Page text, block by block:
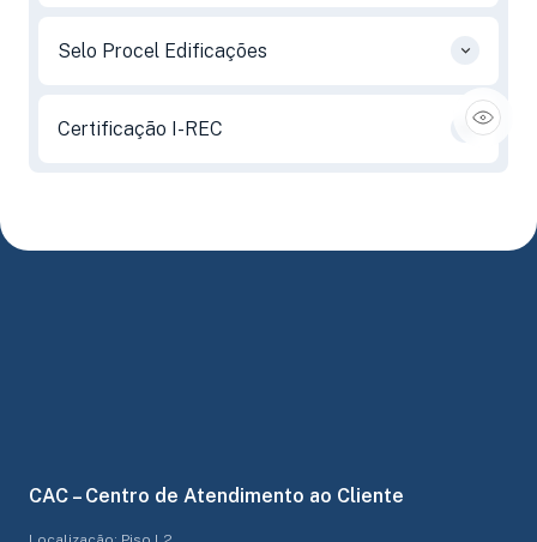
Selo Procel Edificações
Certificação I-REC
CAC – Centro de Atendimento ao Cliente